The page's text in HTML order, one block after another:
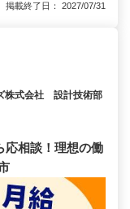
載終了日： 2027/07/31
株式会社 設計技術部
応相談！理想の働